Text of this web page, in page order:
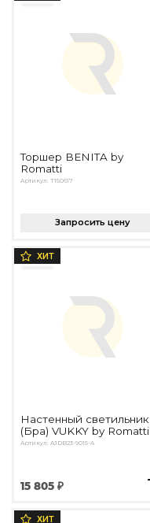
Торшер BENITA by
Romatti
Артикул: T150617
Запросить цену
ХИТ
Настенный светильник
(Бра) VUKKY by Romatti
Артикул: AJDB23-9015-A
15 805 ₽
ХИТ